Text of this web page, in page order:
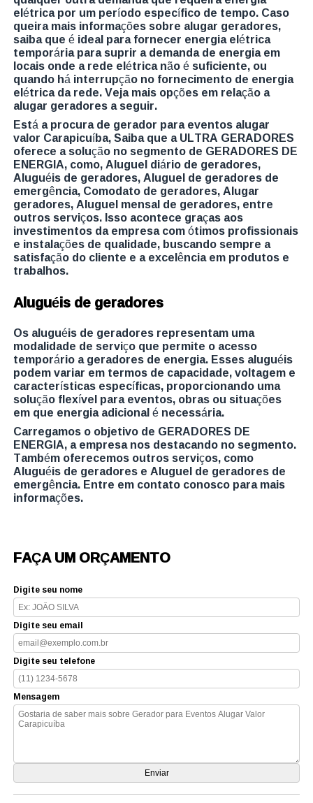
elétrica por um período específico de tempo. Caso
queira mais informações sobre alugar geradores,
saiba que é ideal para fornecer energia elétrica
temporária para suprir a demanda de energia em
locais onde a rede elétrica não é suficiente, ou
quando há interrupção no fornecimento de energia
elétrica da rede. Veja mais opções em relação a
alugar geradores a seguir.
Está a procura de gerador para eventos alugar
valor Carapicuíba, Saiba que a ULTRA GERADORES
oferece a solução no segmento de GERADORES DE
ENERGIA, como, Aluguel diário de geradores,
Aluguéis de geradores, Aluguel de geradores de
emergência, Comodato de geradores, Alugar
geradores, Aluguel mensal de geradores, entre
outros serviços. Isso acontece graças aos
investimentos da empresa com ótimos profissionais
e instalações de qualidade, buscando sempre a
satisfação do cliente e a excelência em produtos e
trabalhos.
Aluguéis de geradores
Os aluguéis de geradores representam uma
modalidade de serviço que permite o acesso
temporário a geradores de energia. Esses aluguéis
podem variar em termos de capacidade, voltagem e
características específicas, proporcionando uma
solução flexível para eventos, obras ou situações
em que energia adicional é necessária.
Carregamos o objetivo de GERADORES DE
ENERGIA, a empresa nos destacando no segmento.
Também oferecemos outros serviços, como
Aluguéis de geradores e Aluguel de geradores de
emergência. Entre em contato conosco para mais
informações.
FAÇA UM ORÇAMENTO
Digite seu nome
Digite seu email
Digite seu telefone
Mensagem